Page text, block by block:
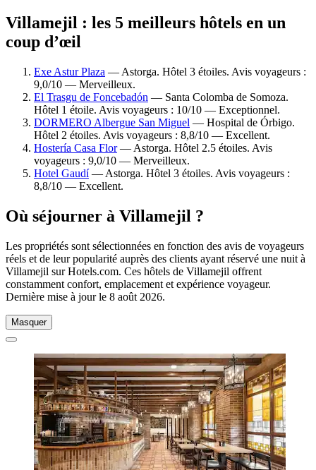
Villamejil : les 5 meilleurs hôtels en un
coup d’œil
Exe Astur Plaza — Astorga. Hôtel 3 étoiles. Avis voyageurs :
9,0/10 — Merveilleux.
El Trasgu de Foncebadón — Santa Colomba de Somoza.
Hôtel 1 étoile. Avis voyageurs : 10/10 — Exceptionnel.
DORMERO Albergue San Miguel — Hospital de Órbigo.
Hôtel 2 étoiles. Avis voyageurs : 8,8/10 — Excellent.
Hostería Casa Flor— Astorga. Hôtel 2.5 étoiles. Avis
voyageurs : 9,0/10 — Merveilleux.
Hotel Gaudí— Astorga. Hôtel 3 étoiles. Avis voyageurs :
8,8/10 — Excellent.
Où séjourner à Villamejil ?
Les propriétés sont sélectionnées en fonction des avis de voyageurs
réels et de leur popularité auprès des clients ayant réservé une nuit à
Villamejil sur Hotels.com. Ces hôtels de Villamejil offrent
constamment confort, emplacement et expérience voyageur.
Dernière mise à jour le 8 août 2026.
Masquer